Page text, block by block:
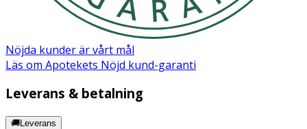
Sköld/Knopp: Polypropen (PP) Sugdel: Silikon Lyser tack
vare strontium aluminate, ett kontrollerat och godkänt
ämne, som blandas med plasten.
Nöjda kunder är vårt mål
Läs om Apotekets Nöjd kund-garanti
Leverans & betalning
🚚Leverans